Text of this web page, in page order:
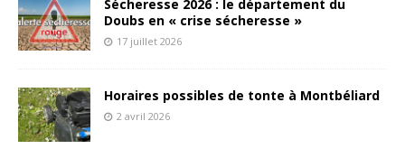
Sécheresse 2026 : le département du
Doubs en « crise sécheresse »
17 juillet 2026
Horaires possibles de tonte à Montbéliard
2 avril 2026